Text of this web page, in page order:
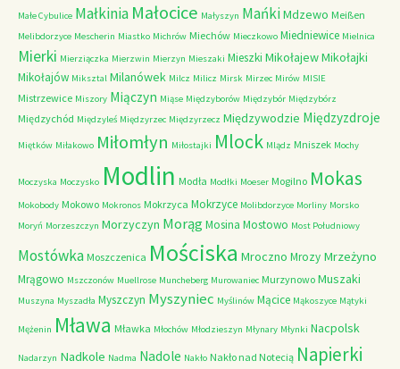
Małe Cybulice Małkinia Małocice Małyszyn MańkiMdzewo Meißen
Melibdorzyce Mescherin Miastko Michrów Miechów Mieczkowo Miedniewice Mielnica
Mierki Mierziączka Mierzwin Mierzyn Mieszaki Mieszki MikołajewMikołajki
Mikołajów Miksztal Milanówek Milcz Milicz Mirsk Mirzec Mirów MISIE
Mistrzewice Miszory Miączyn Miąse Międzyborów Międzybór Międzybórz
Międzychód Międzyleś Międzyrzec Międzyrzecz Międzywodzie Międzyzdroje
Miętków Miłakowo Miłomłyn Miłostajki Mlock Mlądz Mniszek Mochy
Moczyska Moczysko Modlin Modła Modłki Moeser Mogilno Mokas
Mokobody Mokowo Mokronos Mokrzyca Mokrzyce Molibdorzyce Morliny Morsko
Moryń Morzeszczyn Morzyczyn MorągMosina Mostowo Most Południowy
Mostówka Moszczenica Mościska Mroczno Mrozy Mrzeżyno
Mrągowo Mszczonów Muellrose Muncheberg Murowaniec Murzynowo Muszaki
Muszyna Myszadła Myszczyn Myszyniec Myślinów Mącice Mąkoszyce Mątyki
Mężenin Mława Mławka Młochów Młodzieszyn Młynary Młynki Nacpolsk
Nadarzyn Nadkole Nadma Nadole Nakło Nakło nad Notecią Napierki